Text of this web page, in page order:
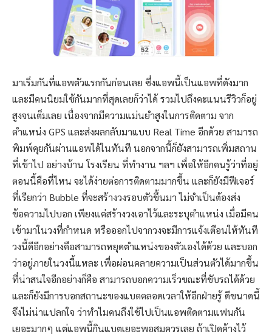
มาเริ่มกันที่แอพตัวแรกกันก่อนเลย ซึ่งแอพนี้เป็นแอพที่ดังมาก
และมีคนนิยมใช้กันมากที่สุดเลยก็ว่าได้ รวมไปถึงคะแนนรีวิวก็อยู่
สูงจนเต็มเลย เนื่องจากมีความแม่นยำสูงในการติดตาม จาก
ตำแหน่ง GPS และส่งผลกลับมาแบบ Real Time อีกด้วย สามารถ
พิมพ์คุยกันผ่านแอพได้ในทันที นอกจากนี้ก็ยังสามารถเพิ่มสถาน
ที่เข้าไป อย่างบ้าน โรงเรียน ที่ทำงาน ฯลฯ เพื่อให้อีกคนรู้ว่าที่อยู่
ตอนนี้คือที่ไหน จะได้ง่ายต่อการติดตามมากขึ้น และก็ยังมีฟีเจอร์
ที่เรียกว่า Bubble ที่จะสร้างวงรอบตัวขึ้นมา ไม่จำเป็นต้องส่ง
ข้อความไปบอก เพียงแค่สร้างวงเอาไว้และระบุตำแหน่ง เมื่อมีคน
เข้ามาในวงที่กำหนด หรือออกไปจากวงจะมีการแจ้งเตือนให้ทันที
วงนี้ดีอีกอย่างคือสามารถหยุดตำแหน่งของตัวเองได้ด้วย และบอก
ว่าอยู่ภายในวงนี้แหละ เพื่อผ่อนคลายความเป็นส่วนตัวได้มากขึ้น
ที่น่าสนใจอีกอย่างก็คือ สามารถบอกความเร็วขณะที่ขับรถได้ด้วย
และก็ยังมีการบอกสถานะของแบตตลอดเวลาให้อีกฝ่ายรู้ ดีขนาดนี้
จึงไม่น่าแปลกใจ ว่าทำไมคนถึงใช้ไปเป็นแอพติดตามแฟนกัน
เยอะมากๆ แต่แอพนี้กินแบตเยอะพอสมควรเลย ถ้าเปิดค้างไว้